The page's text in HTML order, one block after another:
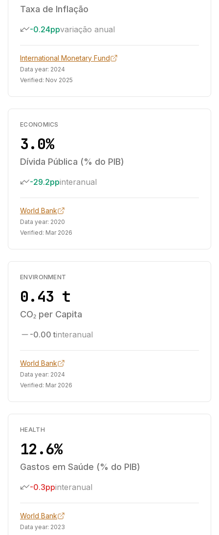
Taxa de Inflação
-0.24ppvariação anual
International Monetary Fund
Data year: 2024
Verified: Nov 2025
ECONOMICS
3.0%
Dívida Pública (% do PIB)
-29.2ppinteranual
World Bank
Data year: 2020
Verified: Mar 2026
ENVIRONMENT
0.43 t
CO₂ per Capita
-0.00 tinteranual
World Bank
Data year: 2024
Verified: Mar 2026
HEALTH
12.6%
Gastos em Saúde (% do PIB)
-0.3ppinteranual
World Bank
Data year: 2023